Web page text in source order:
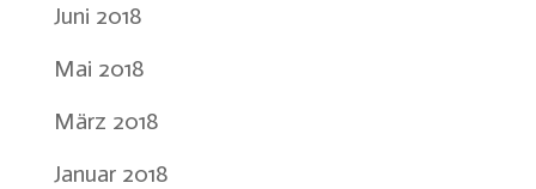
Juni 2018
Mai 2018
März 2018
Januar 2018